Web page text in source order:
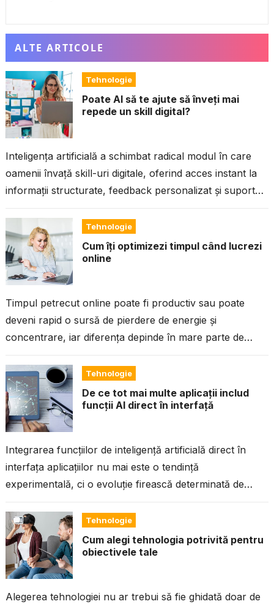
ALTE ARTICOLE
Tehnologie
Poate AI să te ajute să înveți mai
repede un skill digital?
Inteligența artificială a schimbat radical modul în care
oamenii învață skill-uri digitale, oferind acces instant la
informații structurate, feedback personalizat și suport
Tehnologie
Cum îți optimizezi timpul când lucrezi
online
Timpul petrecut online poate fi productiv sau poate
deveni rapid o sursă de pierdere de energie și
concentrare, iar diferența depinde în mare parte de
Tehnologie
De ce tot mai multe aplicații includ
funcții AI direct în interfață
Integrarea funcțiilor de inteligență artificială direct în
interfața aplicațiilor nu mai este o tendință
experimentală, ci o evoluție firească determinată de
experiențe...
Tehnologie
Cum alegi tehnologia potrivită pentru
obiectivele tale
Alegerea tehnologiei nu ar trebui să fie ghidată doar de